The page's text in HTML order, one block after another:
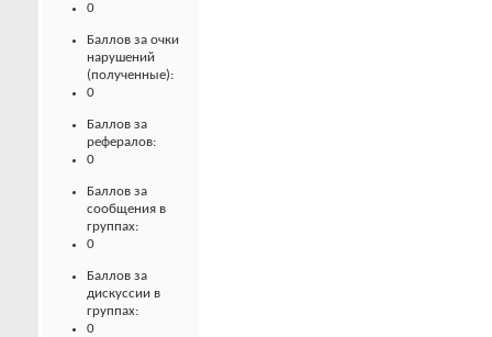
0
Баллов за очки
нарушений
(полученные):
0
Баллов за
рефералов:
0
Баллов за
сообщения в
группах:
0
Баллов за
дискуссии в
группах:
0